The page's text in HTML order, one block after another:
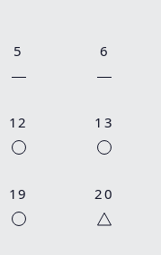
5 6
12 13
19 20